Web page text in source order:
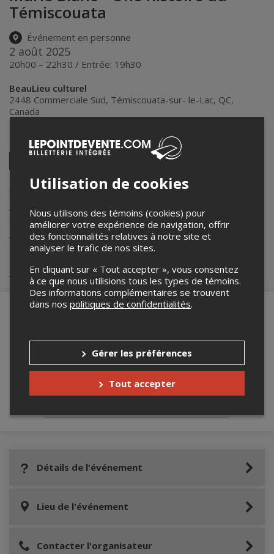
Témiscouata
Événement en personne
2 août 2025
20h00 – 22h30 / Entrée: 19h30
BeauLieu culturel
2448 Commerciale Sud, Témiscouata-sur- le-Lac, QC,
Canada
Partagez cet événement
Twitter
par
courriel
Lepointdevente.com agit à titre de mandataire pour
vente de billets pour ses événements.
Pour plus d’information à propos de cet événement, veuillez
contacter l’organisateur de l’événement, BeauLieu Culturel du
Témiscouata, àdirection@blct.ca.
Achat de billets
Merci de confirmer que vous n'êtes pas un
robot ci-bas.
Détails de l'événement
Lieu de l'événement
Contacter l'organisateur
Utilisation de cookies
Nous utilisons des témoins (cookies) pour
améliorer votre expérience de navigation, offrir
des fonctionnalités relatives à notre site et
analyser le trafic de nos sites.
En cliquant sur « Tout accepter », vous consentez
à ce que nous utilisions tous les types de témoins.
Des informations complémentaires se trouvent
dans nos politiques de confidentialités.
Gérer les préférences
Tout accepter